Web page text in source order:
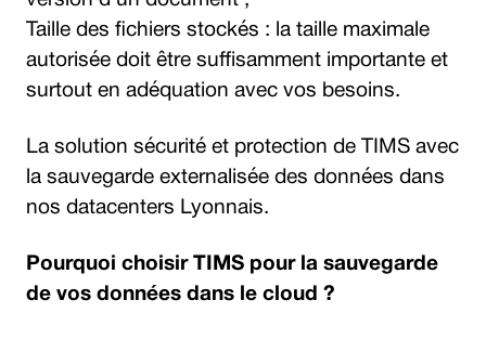
Taille des fichiers stockés : la taille maximale
autorisée doit être suffisamment importante et
surtout en adéquation avec vos besoins.
La solution sécurité et protection de TIMS avec
la sauvegarde externalisée des données dans
nos datacenters Lyonnais.
Pourquoi choisir TIMS pour la sauvegarde
de vos données dans le cloud ?